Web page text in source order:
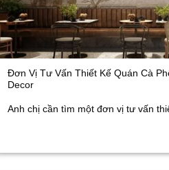
Đơn Vị Tư Vấn Thiết Kế Quán Cà
Decor
Anh chị cần tìm một đơn vị tư vấn